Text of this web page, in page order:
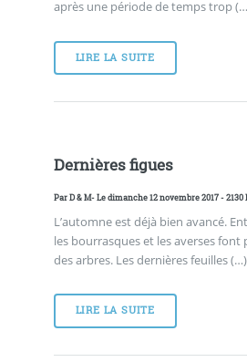
après une période de temps trop
LIRE LA SUITE
Dernières figues
ParD & M- Le dimanche 12 novembre 2017 - 2130
L’automne est déjà bien avancé.
les bourrasques et les averses font
des arbres. Les dernières feuilles (…)
LIRE LA SUITE